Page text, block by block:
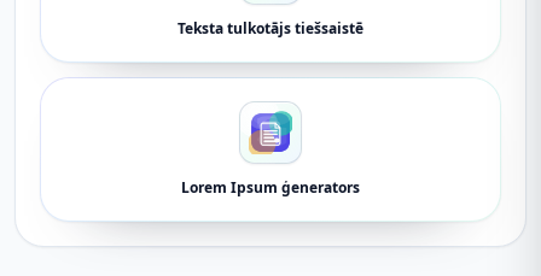
Teksta tulkotājs tiešsaistē
Lorem Ipsum ģenerators